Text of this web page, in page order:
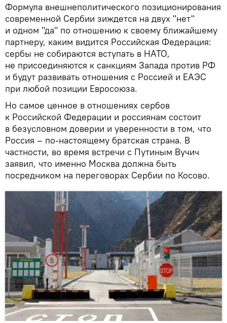
Формула внешнеполитического позиционирования
современной Сербии зиждется на двух "нет"
и одном "да" по отношению к своему ближайшему
партнеру, каким видится Российская Федерация:
сербы не собираются вступать в НАТО,
не присоединяются к санкциям Запада против РФ
и будут развивать отношения с Россией и ЕАЭС
при любой позиции Евросоюза.
Но самое ценное в отношениях сербов
к Российской Федерации и россиянам состоит
в безусловном доверии и уверенности в том, что
Россия – по-настоящему братская страна. В
частности, во время встречи с Путиным Вучич
заявил, что именно Москва должна быть
посредником на переговорах Сербии по Косово.